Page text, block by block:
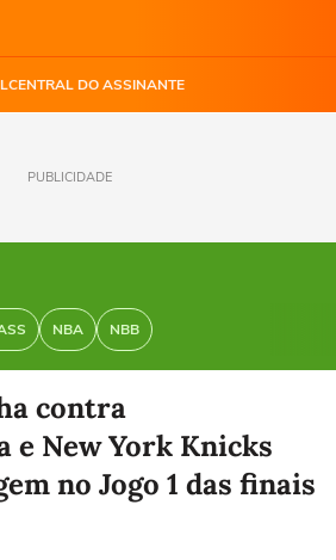
CENTRAL DO ASSINANTE
PUBLICIDADE
NBA NBB
contra
e New York Knicks
no Jogo 1 das finais